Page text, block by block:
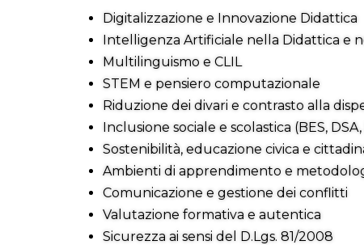
Digitalizzazione e Innovazione Didattica
Intelligenza Artificiale nella Didattica e
Multilinguismo e CLIL
STEM e pensiero computazionale
Riduzione dei divari e contrasto alla
Inclusione sociale e scolastica (BES, DSA,
Sostenibilità, educazione civica e
Ambienti di apprendimento e
Comunicazione e gestione dei conflitti
Valutazione formativa e autentica
Sicurezza ai sensi del D.Lgs. 81/2008